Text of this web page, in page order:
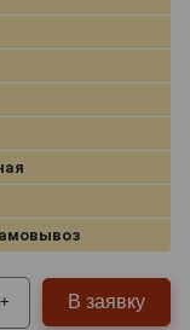
+ В заявку